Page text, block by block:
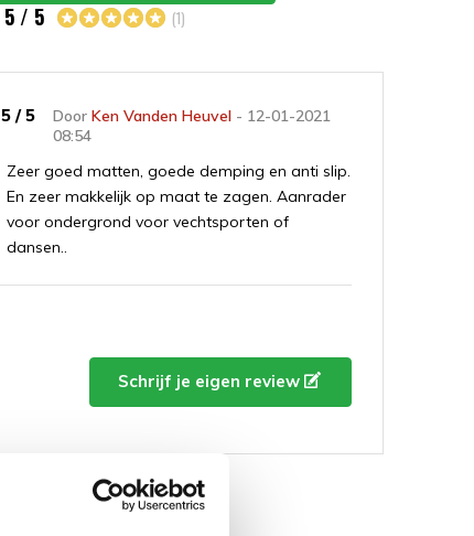
5 / 5 (1)
DoorKen Vanden Heuvel - 12-01-2021
08:54
5 / 5
Zeer goed matten, goede demping en anti slip.
En zeer makkelijk op maat te zagen. Aanrader
voor ondergrond voor vechtsporten of
dansen..
Schrijf je eigen review